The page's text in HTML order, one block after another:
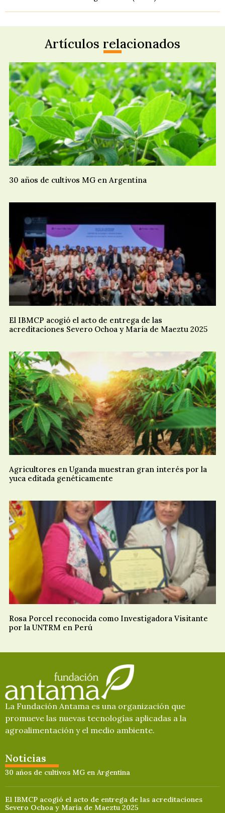
Artículos relacionados
30 años de cultivos MG en Argentina
El IBMCP acogió el acto de entrega de las
acreditaciones Severo Ochoa y María de Maeztu 2025
Agricultores en Uganda muestran gran interés por la
yuca editada genéticamente
Rosa Porcel reconocida como Investigadora Visitante
por la UNTRM en Perú
La Fundación Antama es una organización que
promueve las nuevas tecnologías aplicadas a la
agroalimentación y el medio ambiente.
Noticias
30 años de cultivos MG en Argentina
El IBMCP acogió el acto de entrega de las acreditaciones
Severo Ochoa y María de Maeztu 2025